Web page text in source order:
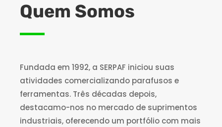
Quem Somos
Fundada em 1992, a SERPAF iniciou suas
atividades comercializando parafusos e
ferramentas. Três décadas depois,
destacamo-nos no mercado de suprimentos
industriais, oferecendo um portfólio com mais